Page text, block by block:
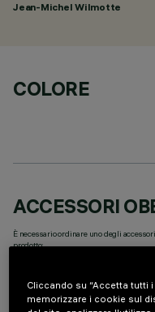
Jean-Michel Wilmotte
COLORE
ACCESSORI
È necessario ordinare uno degli
prodotto:
Cliccando su “Accetta tutti
memorizzare i cookie sul